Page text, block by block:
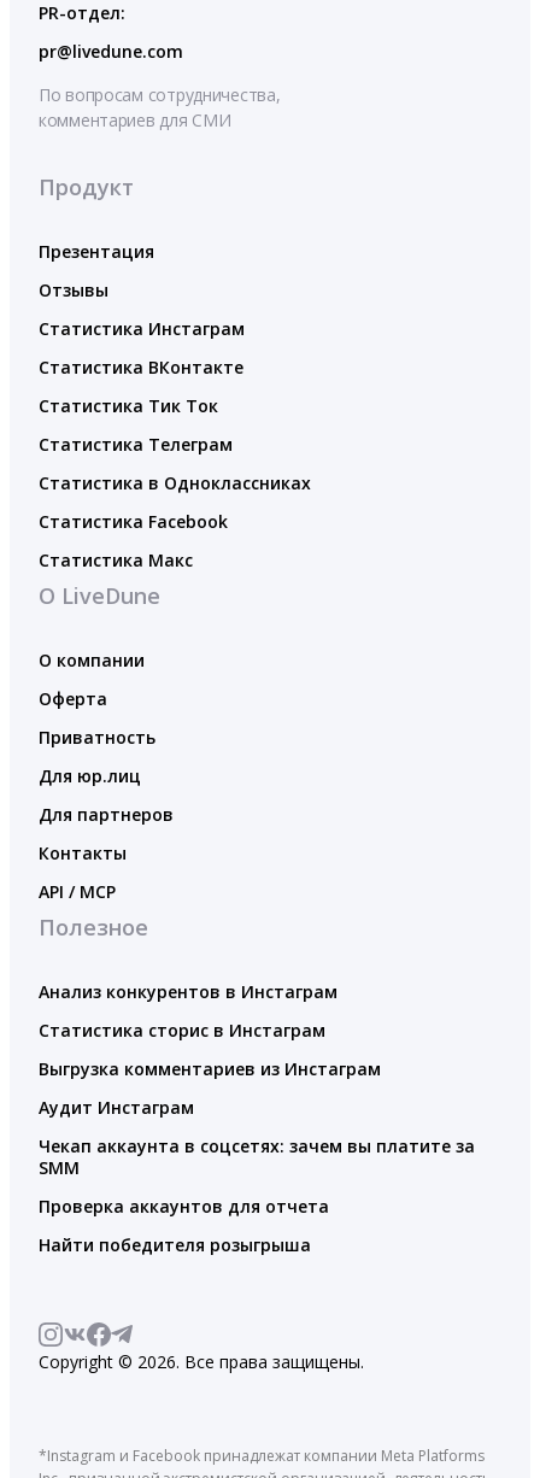
PR-отдел:
pr@livedune.com
По вопросам сотрудничества,
комментариев для СМИ
Продукт
Презентация
Отзывы
Статистика Инстаграм
Статистика ВКонтакте
Статистика Тик Ток
Статистика Телеграм
Статистика в Одноклассниках
Статистика Facebook
Статистика Макс
О LiveDune
О компании
Оферта
Приватность
Для юр.лиц
Для партнеров
Контакты
API / MCP
Полезное
Анализ конкурентов в Инстаграм
Статистика сторис в Инстаграм
Выгрузка комментариев из Инстаграм
Аудит Инстаграм
Чекап аккаунта в соцсетях: зачем вы платите за
SMM
Проверка аккаунтов для отчета
Найти победителя розыгрыша
Copyright © 2026. Все права защищены.
*Instagram и Facebook принадлежат компании Meta Platforms